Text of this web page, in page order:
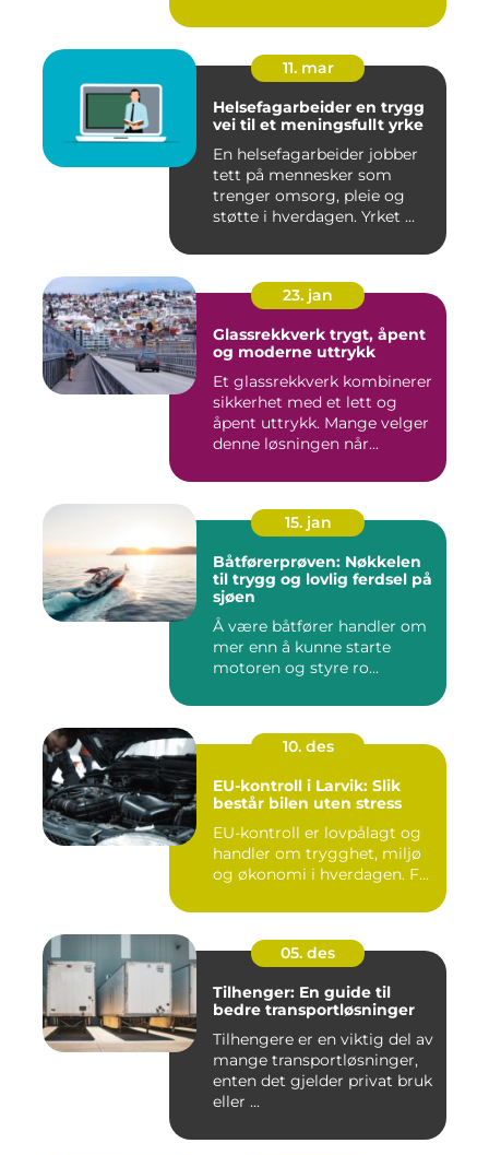
11. mar
Helsefagarbeider en trygg
vei til et meningsfullt yrke
En helsefagarbeider jobber
tett på mennesker som
trenger omsorg, pleie og
støtte i hverdagen. Yrket ...
23. jan
Glassrekkverk trygt, åpent
og moderne uttrykk
Et glassrekkverk kombinerer
sikkerhet med et lett og
åpent uttrykk. Mange velger
denne løsningen når...
15. jan
Båtførerprøven: Nøkkelen
til trygg og lovlig ferdsel på
sjøen
Å være båtfører handler om
mer enn å kunne starte
motoren og styre ro...
10. des
EU-kontroll i Larvik: Slik
består bilen uten stress
EU-kontroll er lovpålagt og
handler om trygghet, miljø
og økonomi i hverdagen. F...
05. des
Tilhenger: En guide til
bedre transportløsninger
Tilhengere er en viktig del av
mange transportløsninger,
enten det gjelder privat bruk
eller ...